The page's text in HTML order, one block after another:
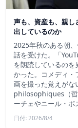
声も、資産も、親し
出しているのか
2025年秋のある朝
話を受けた。「
を朗読しているの
かった。コメディ・
画を撮った覚えがな
philosophiques（哲
ーチェやニール・
日付: 2026/8/4